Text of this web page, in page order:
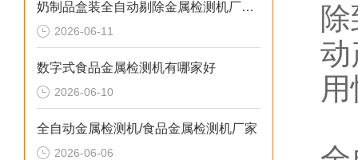
奶制品盒装全自动剔除金属检测机厂家生产
2026-06-11
数字式食品金属检测机有哪家好
2026-06-10
全自动金属检测机/食品金属检测机厂家
2026-06-06
动